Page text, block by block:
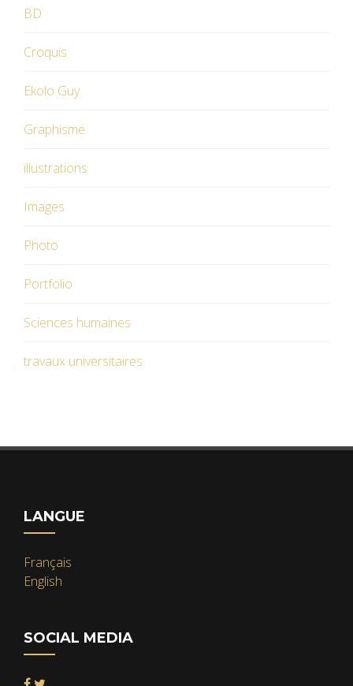
BD
Croquis
Ekolo Guy
Graphisme
illustrations
Images
Photo
Portfolio
Sciences humaines
travaux universitaires
LANGUE
Français
English
SOCIAL MEDIA